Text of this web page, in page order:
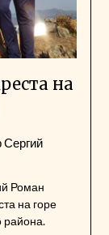
на
Сергий
Роман
на горе
района.